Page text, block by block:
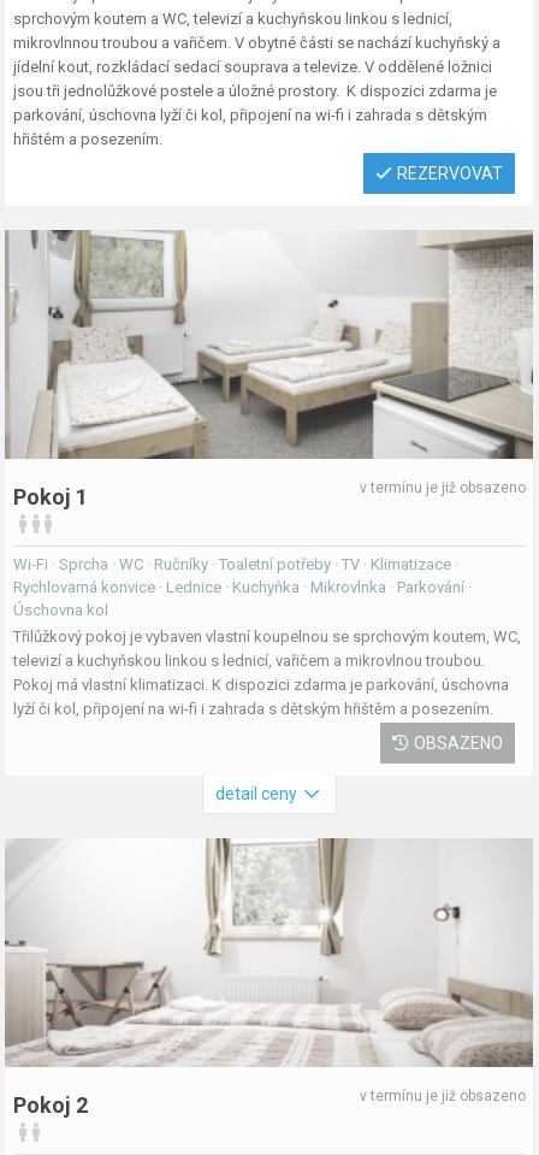
sprchovým koutem a WC, televizí a kuchyňskou linkou s lednicí,
mikrovlnnou troubou a vařičem. V obytné části se nachází kuchyňský a
jídelní kout, rozkládací sedací souprava a televize. V oddělené ložnici
jsou tři jednolůžkové postele a úložné prostory. K dispozici zdarma je
parkování, úschovna lyží či kol, připojení na wi-fi i zahrada s dětským
hřištěm a posezením.
REZERVOVAT
Pokoj 1 v termínu je již obsazeno
Wi-Fi · Sprcha · WC · Ručníky · Toaletní potřeby · TV · Klimatizace ·
Rychlovarná konvice · Lednice · Kuchyňka · Mikrovlnka · Parkování ·
Úschovna kol
Třilůžkový pokoj je vybaven vlastní koupelnou se sprchovým koutem, WC,
televizí a kuchyňskou linkou s lednicí, vařičem a mikrovlnou troubou.
Pokoj má vlastní klimatizaci. K dispozici zdarma je parkování, úschovna
lyží či kol, připojení na wi-fi i zahrada s dětským hřištěm a posezením.
OBSAZENO
detail ceny
Pokoj 2 v termínu je již obsazeno